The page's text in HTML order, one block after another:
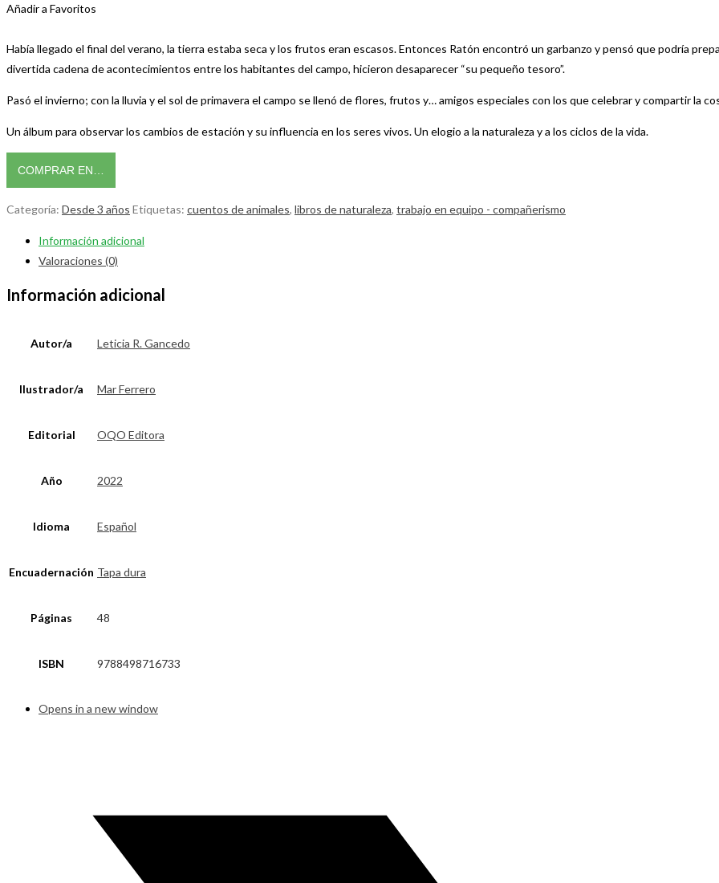
Añadir a Favoritos
Había llegado el final del verano, la tierra estaba seca y los frutos eran escasos. Entonces Ratón encontró un garbanzo y pensó que podría
divertida cadena de acontecimientos entre los habitantes del campo, hicieron desaparecer “su pequeño tesoro”.
Pasó el invierno; con la lluvia y el sol de primavera el campo se llenó de flores, frutos y… amigos especiales con los que celebrar y compartir la
Un álbum para observar los cambios de estación y su influencia en los seres vivos. Un elogio a la naturaleza y a los ciclos de la vida.
COMPRAR EN…
Categoría: Desde 3 años Etiquetas: cuentos de animales, libros de naturaleza, trabajo en equipo - compañerismo
Información adicional
Valoraciones (0)
Información adicional
Autor/a Leticia R. Gancedo
Ilustrador/a Mar Ferrero
Editorial OQO Editora
Año 2022
Idioma Español
Encuadernación Tapa dura
Páginas 48
ISBN 9788498716733
Opens in a new window